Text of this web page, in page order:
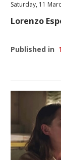
Saturday, 11
Lorenzo
Published in